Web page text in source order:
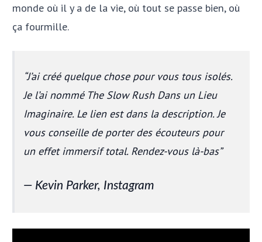
monde où il y a de la vie, où tout se passe bien, où
ça fourmille.
J’ai créé quelque chose pour vous tous isolés.
Je l’ai nommé The Slow Rush Dans un Lieu
Imaginaire. Le lien est dans la description. Je
vous conseille de porter des écouteurs pour
un effet immersif total. Rendez-vous là-bas
Kevin Parker, Instagram